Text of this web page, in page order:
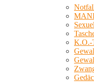
K.O.-